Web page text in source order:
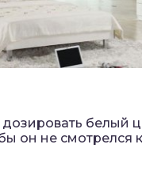
белый
он не смотрелся